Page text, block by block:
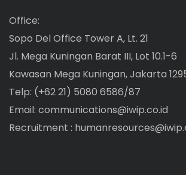
Office:
Sopo Del Office Tower A, Lt. 21
Jl. Mega Kuningan Barat III, Lot 10.1-6
Kawasan Mega Kuningan, Jakarta
Telp: (+62 21) 5080 6586/87
Email: communications@iwip.co.id
Recruitment :